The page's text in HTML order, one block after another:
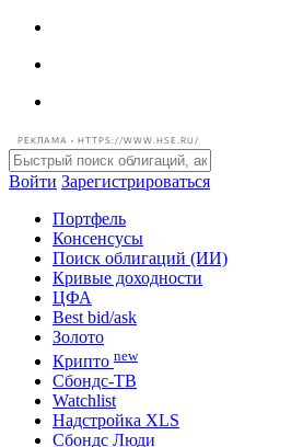
РЕКЛАМА • HTTPS://WWW.HSE.RU/
Войти Зарегистрироваться
Портфель
Консенсусы
Поиск облигаций (ИИ)
Кривые доходности
ЦФА
Best bid/ask
Золото
Крипто new